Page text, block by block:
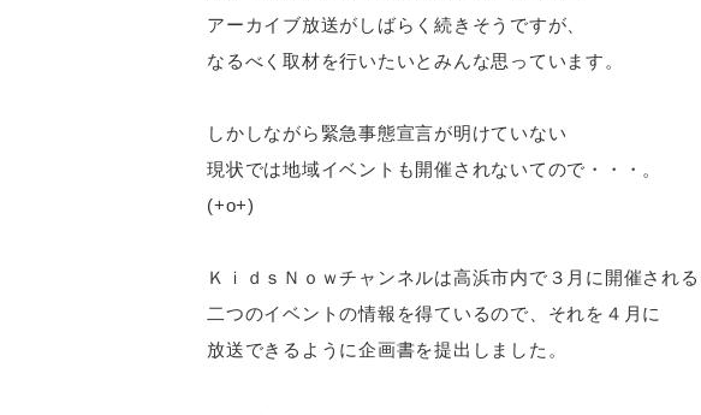
アーカイブ放送がしばらく続きそうですが、
なるべく取材を行いたいとみんな思っています。
しかしながら緊急事態宣言が明けていない
現状では地域イベントも開催されないてので・・・。
(+o+)
ＫｉｄｓＮｏｗチャンネルは高浜市内で３月に開催される
二つのイベントの情報を得ているので、それを４月に
放送できるように企画書を提出しました。